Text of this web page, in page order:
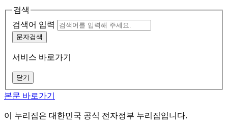
검색
검색어 입력
문자검색
서비스 바로가기
닫기
본문 바로가기
이 누리집은 대한민국 공식 전자정부 누리집입니다.